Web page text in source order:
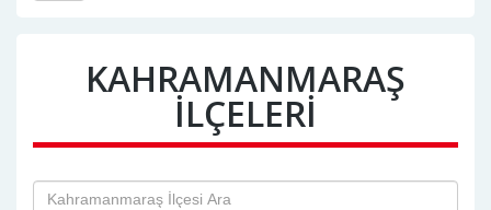
KAHRAMANMARAŞ
İLÇELERİ